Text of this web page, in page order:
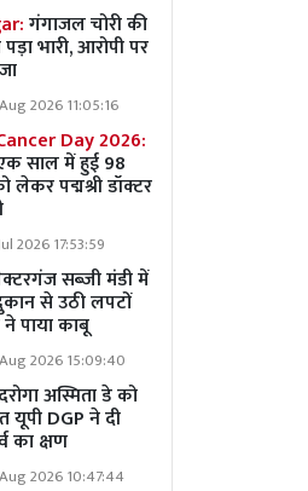
गंगाजल चोरी की
भारी, आरोपी पर
2026 11:05:16
Day 2026:
साल में हुई 98
लेकर पद्मश्री डॉक्टर
2026 17:53:59
सब्जी मंडी में
से उठी लपटों
पाया काबू
2026 15:09:40
अस्मिता डे को
यूपी DGP ने दी
का क्षण
2026 10:47:44